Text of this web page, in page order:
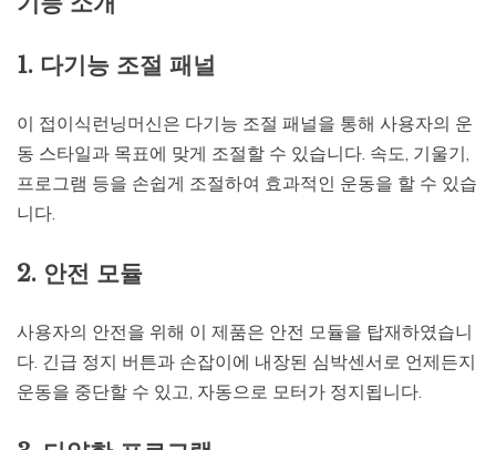
1. 다기능 조절 패널
이 접이식런닝머신은 다기능 조절 패널을 통해 사용자의 운
동 스타일과 목표에 맞게 조절할 수 있습니다. 속도, 기울기,
프로그램 등을 손쉽게 조절하여 효과적인 운동을 할 수 있습
니다.
2. 안전 모듈
사용자의 안전을 위해 이 제품은 안전 모듈을 탑재하였습니
다. 긴급 정지 버튼과 손잡이에 내장된 심박센서로 언제든지
운동을 중단할 수 있고, 자동으로 모터가 정지됩니다.